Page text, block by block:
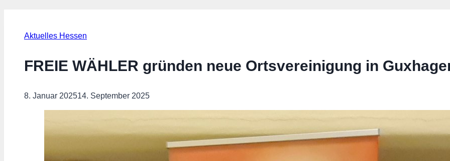
Aktuelles Hessen
FREIE WÄHLER gründen neue Ortsvereinigung in
8. Januar 202514. September 2025